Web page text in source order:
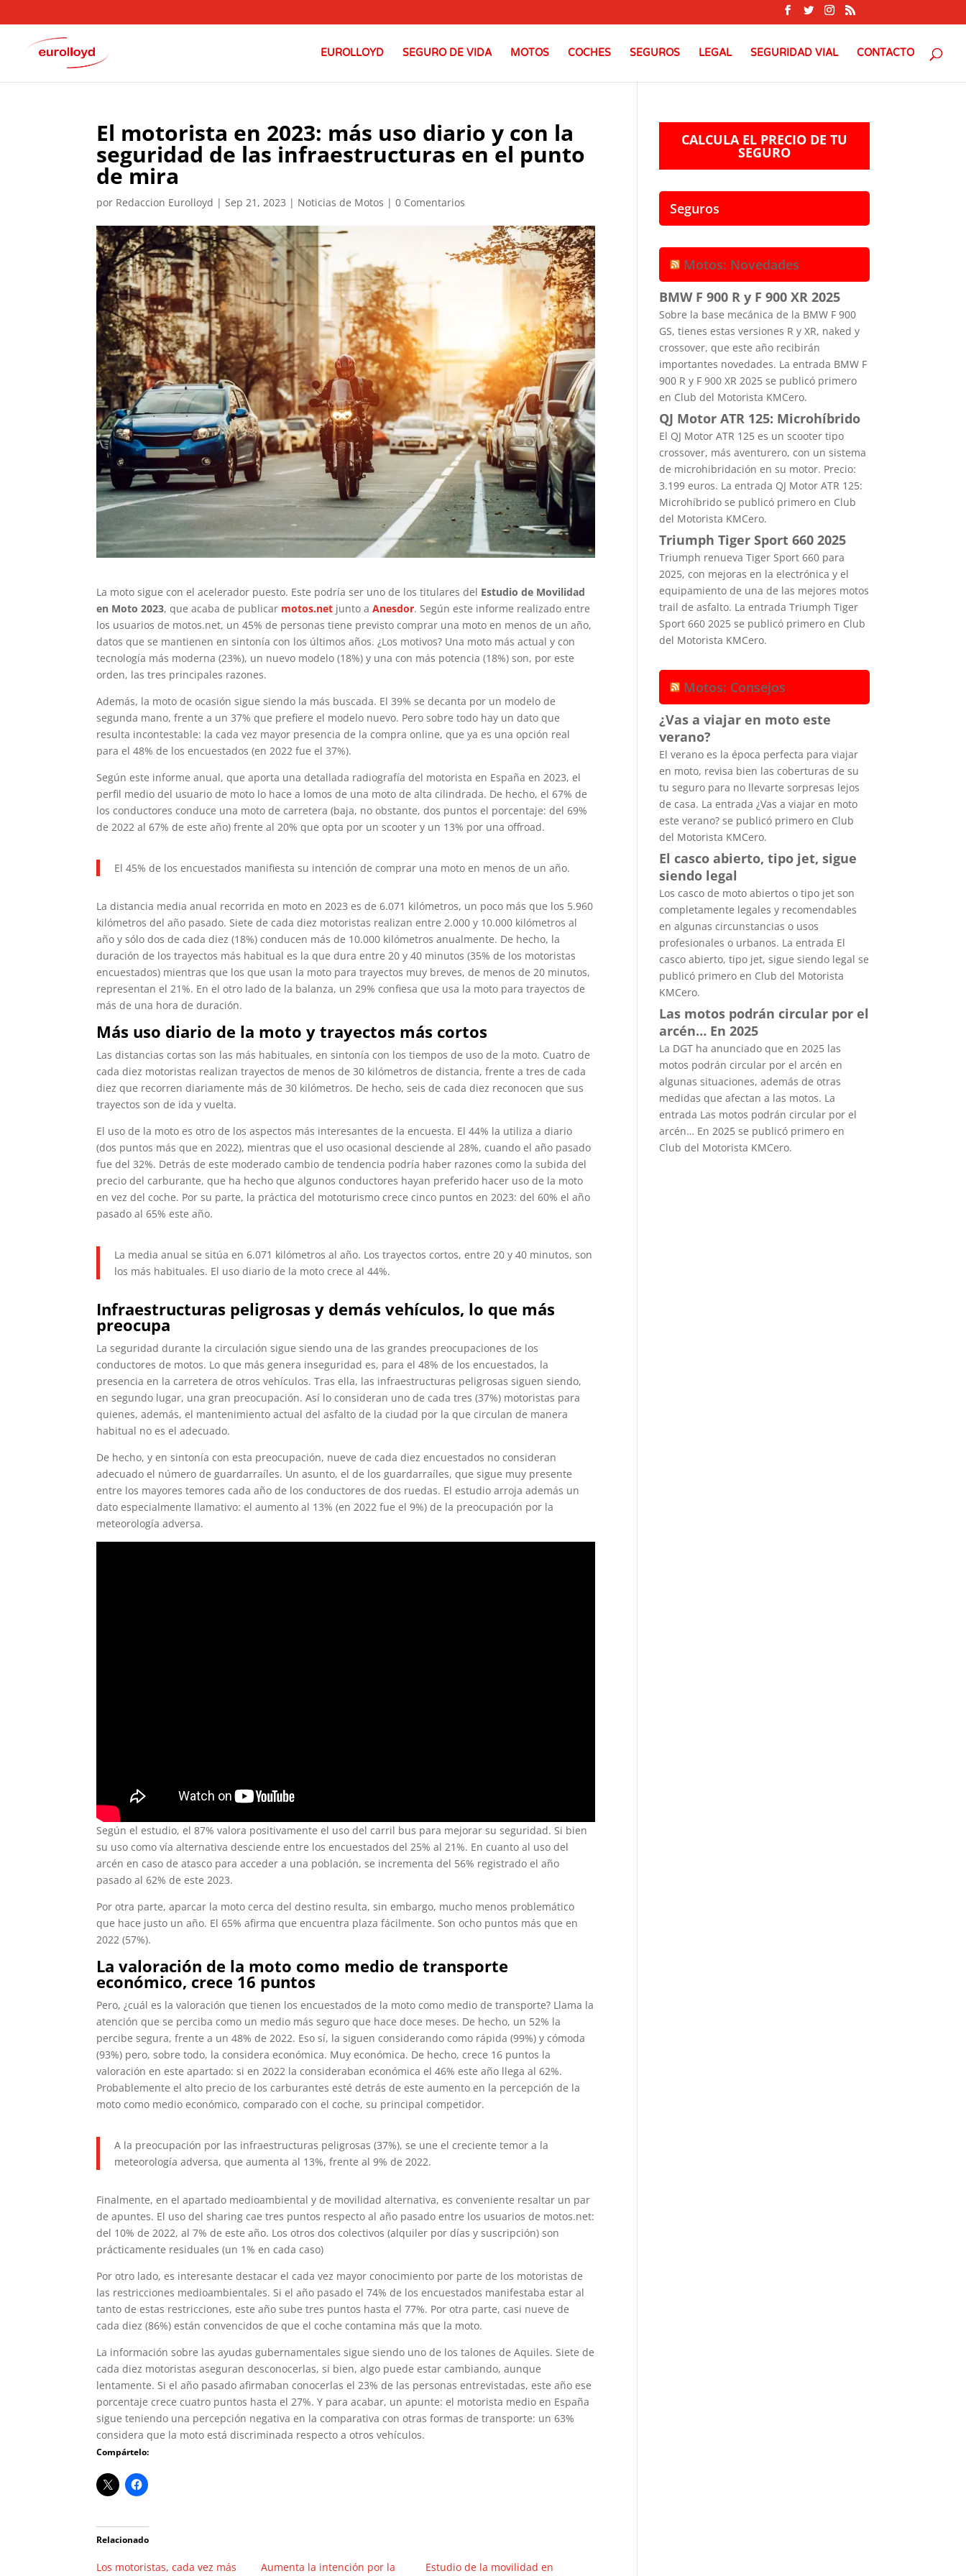
EUROLLOYD SEGURO DE VIDA MOTOS COCHES SEGUROS LEGAL SEGURIDAD VIAL CONTACTO
El motorista en 2023: más uso diario y con la
seguridad de las infraestructuras en el punto
de mira
por Redaccion Eurolloyd |Sep 21, 2023 | Noticias de Motos |0 Comentarios
La moto sigue con el acelerador puesto. Este podría ser uno de los titulares del Estudio de Movilidad
en Moto 2023, que acaba de publicar motos.net junto aAnesdor. Según este informe realizado entre
los usuarios de motos.net, un 45% de personas tiene previsto comprar una moto en menos de un año,
datos que se mantienen en sintonía con los últimos años. ¿Los motivos? Una moto más actual y con
tecnología más moderna (23%), un nuevo modelo (18%) y una con más potencia (18%) son, por este
orden, las tres principales razones.
Además, la moto de ocasión sigue siendo la más buscada. El 39% se decanta por un modelo de
segunda mano, frente a un 37% que prefiere el modelo nuevo. Pero sobre todo hay un dato que
resulta incontestable: la cada vez mayor presencia de la compra online, que ya es una opción real
para el 48% de los encuestados (en 2022 fue el 37%).
Según este informe anual, que aporta una detallada radiografía del motorista en España en 2023, el
perfil medio del usuario de moto lo hace a lomos de una moto de alta cilindrada. De hecho, el 67% de
los conductores conduce una moto de carretera (baja, no obstante, dos puntos el porcentaje: del 69%
de 2022 al 67% de este año) frente al 20% que opta por un scooter y un 13% por una offroad.
El 45% de los encuestados manifiesta su intención de comprar una moto en menos de un año.
La distancia media anual recorrida en moto en 2023 es de 6.071 kilómetros, un poco más que los 5.960
kilómetros del año pasado. Siete de cada diez motoristas realizan entre 2.000 y 10.000 kilómetros al
año y sólo dos de cada diez (18%) conducen más de 10.000 kilómetros anualmente. De hecho, la
duración de los trayectos más habitual es la que dura entre 20 y 40 minutos (35% de los motoristas
encuestados) mientras que los que usan la moto para trayectos muy breves, de menos de 20 minutos,
representan el 21%. En el otro lado de la balanza, un 29% confiesa que usa la moto para trayectos de
más de una hora de duración.
Más uso diario de la moto y trayectos más cortos
Las distancias cortas son las más habituales, en sintonía con los tiempos de uso de la moto. Cuatro de
cada diez motoristas realizan trayectos de menos de 30 kilómetros de distancia, frente a tres de cada
diez que recorren diariamente más de 30 kilómetros. De hecho, seis de cada diez reconocen que sus
trayectos son de ida y vuelta.
El uso de la moto es otro de los aspectos más interesantes de la encuesta. El 44% la utiliza a diario
(dos puntos más que en 2022), mientras que el uso ocasional desciende al 28%, cuando el año pasado
fue del 32%. Detrás de este moderado cambio de tendencia podría haber razones como la subida del
precio del carburante, que ha hecho que algunos conductores hayan preferido hacer uso de la moto
en vez del coche. Por su parte, la práctica del mototurismo crece cinco puntos en 2023: del 60% el año
pasado al 65% este año.
La media anual se sitúa en 6.071 kilómetros al año. Los trayectos cortos, entre 20 y 40 minutos, son
los más habituales. El uso diario de la moto crece al 44%.
Infraestructuras peligrosas y demás vehículos, lo que más
preocupa
La seguridad durante la circulación sigue siendo una de las grandes preocupaciones de los
conductores de motos. Lo que más genera inseguridad es, para el 48% de los encuestados, la
presencia en la carretera de otros vehículos. Tras ella, las infraestructuras peligrosas siguen siendo,
en segundo lugar, una gran preocupación. Así lo consideran uno de cada tres (37%) motoristas para
quienes, además, el mantenimiento actual del asfalto de la ciudad por la que circulan de manera
habitual no es el adecuado.
De hecho, y en sintonía con esta preocupación, nueve de cada diez encuestados no consideran
adecuado el número de guardarraíles. Un asunto, el de los guardarraíles, que sigue muy presente
entre los mayores temores cada año de los conductores de dos ruedas. El estudio arroja además un
dato especialmente llamativo: el aumento al 13% (en 2022 fue el 9%) de la preocupación por la
meteorología adversa.
Según el estudio, el 87% valora positivamente el uso del carril bus para mejorar su seguridad. Si bien
su uso como vía alternativa desciende entre los encuestados del 25% al 21%. En cuanto al uso del
arcén en caso de atasco para acceder a una población, se incrementa del 56% registrado el año
pasado al 62% de este 2023.
Por otra parte, aparcar la moto cerca del destino resulta, sin embargo, mucho menos problemático
que hace justo un año. El 65% afirma que encuentra plaza fácilmente. Son ocho puntos más que en
2022 (57%).
La valoración de la moto como medio de transporte
económico, crece 16 puntos
Pero, ¿cuál es la valoración que tienen los encuestados de la moto como medio de transporte? Llama la
atención que se perciba como un medio más seguro que hace doce meses. De hecho, un 52% la
percibe segura, frente a un 48% de 2022. Eso sí, la siguen considerando como rápida (99%) y cómoda
(93%) pero, sobre todo, la considera económica. Muy económica. De hecho, crece 16 puntos la
valoración en este apartado: si en 2022 la consideraban económica el 46% este año llega al 62%.
Probablemente el alto precio de los carburantes esté detrás de este aumento en la percepción de la
moto como medio económico, comparado con el coche, su principal competidor.
A la preocupación por las infraestructuras peligrosas (37%), se une el creciente temor a la
meteorología adversa, que aumenta al 13%, frente al 9% de 2022.
Finalmente, en el apartado medioambiental y de movilidad alternativa, es conveniente resaltar un par
de apuntes. El uso del sharing cae tres puntos respecto al año pasado entre los usuarios de motos.net:
del 10% de 2022, al 7% de este año. Los otros dos colectivos (alquiler por días y suscripción) son
prácticamente residuales (un 1% en cada caso)
Por otro lado, es interesante destacar el cada vez mayor conocimiento por parte de los motoristas de
las restricciones medioambientales. Si el año pasado el 74% de los encuestados manifestaba estar al
tanto de estas restricciones, este año sube tres puntos hasta el 77%. Por otra parte, casi nueve de
cada diez (86%) están convencidos de que el coche contamina más que la moto.
La información sobre las ayudas gubernamentales sigue siendo uno de los talones de Aquiles. Siete de
cada diez motoristas aseguran desconocerlas, si bien, algo puede estar cambiando, aunque
lentamente. Si el año pasado afirmaban conocerlas el 23% de las personas entrevistadas, este año ese
porcentaje crece cuatro puntos hasta el 27%. Y para acabar, un apunte: el motorista medio en España
sigue teniendo una percepción negativa en la comparativa con otras formas de transporte: un 63%
considera que la moto está discriminada respecto a otros vehículos.
Compártelo:
Relacionado
Los motoristas, cada vez más
Aumenta la intención por la
Estudio de la movilidad en
CALCULA EL PRECIO DE TU
SEGURO
Seguros
Motos: Novedades
BMW F 900 R y F 900 XR 2025
Sobre la base mecánica de la BMW F 900
GS, tienes estas versiones R y XR, naked y
crossover, que este año recibirán
importantes novedades. La entrada BMW F
900 R y F 900 XR 2025 se publicó primero
en Club del Motorista KMCero.
QJ Motor ATR 125: Microhíbrido
El QJ Motor ATR 125 es un scooter tipo
crossover, más aventurero, con un sistema
de microhibridación en su motor. Precio:
3.199 euros. La entrada QJ Motor ATR 125:
Microhíbrido se publicó primero en Club
del Motorista KMCero.
Triumph Tiger Sport 660 2025
Triumph renueva Tiger Sport 660 para
2025, con mejoras en la electrónica y el
equipamiento de una de las mejores motos
trail de asfalto. La entrada Triumph Tiger
Sport 660 2025 se publicó primero en Club
del Motorista KMCero.
Motos: Consejos
¿Vas a viajar en moto este
verano?
El verano es la época perfecta para viajar
en moto, revisa bien las coberturas de su
tu seguro para no llevarte sorpresas lejos
de casa. La entrada ¿Vas a viajar en moto
este verano? se publicó primero en Club
del Motorista KMCero.
El casco abierto, tipo jet, sigue
siendo legal
Los casco de moto abiertos o tipo jet son
completamente legales y recomendables
en algunas circunstancias o usos
profesionales o urbanos. La entrada El
casco abierto, tipo jet, sigue siendo legal se
publicó primero en Club del Motorista
KMCero.
Las motos podrán circular por el
arcén… En 2025
La DGT ha anunciado que en 2025 las
motos podrán circular por el arcén en
algunas situaciones, además de otras
medidas que afectan a las motos. La
entrada Las motos podrán circular por el
arcén… En 2025 se publicó primero en
Club del Motorista KMCero.